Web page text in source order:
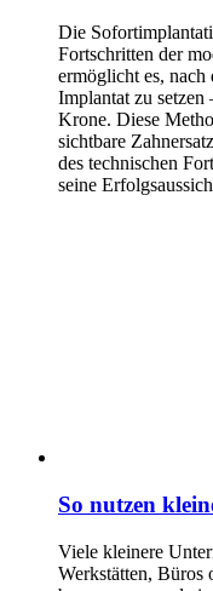
Die
Fortschritten der
ermöglicht es, nach
Implantat zu setzen
Krone. Diese
sichtbare
des technischen
seine
So nutzen
Viele kleinere
Werkstätten, Büros